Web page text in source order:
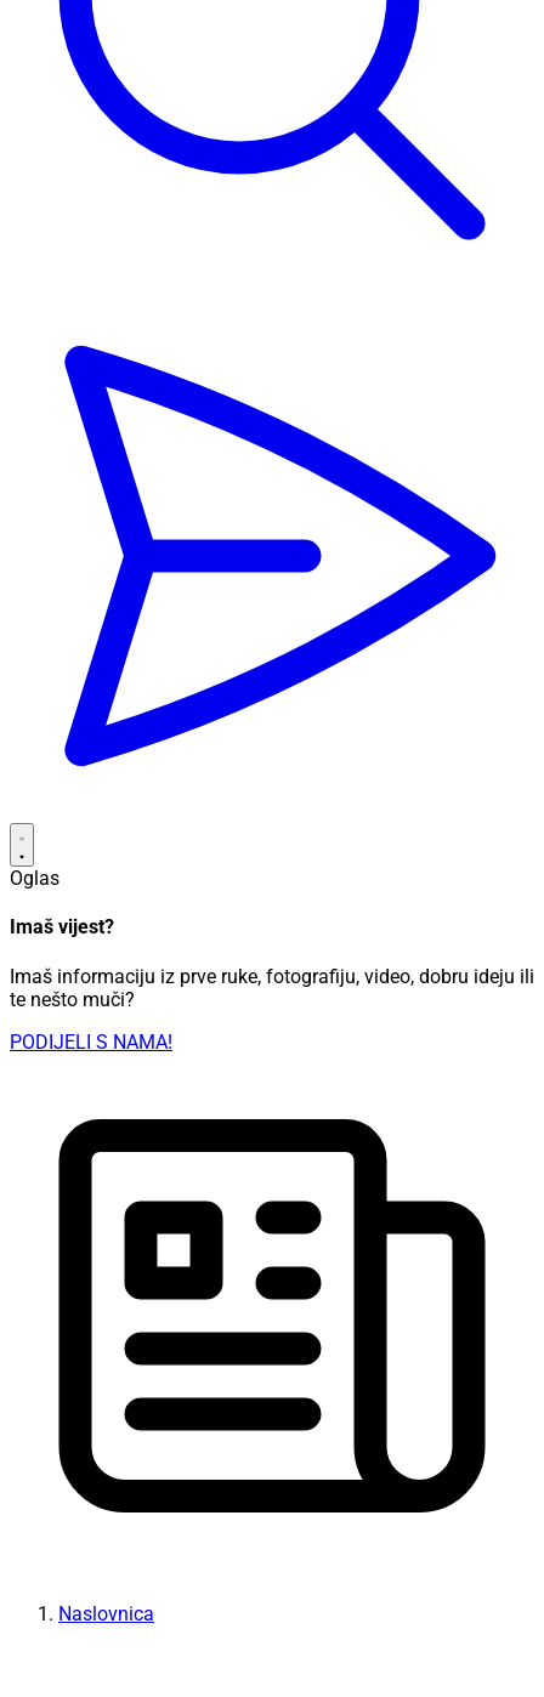
Oglas
Imaš vijest?
Imaš informaciju iz prve ruke, fotografiju, video, dobru ideju ili
te nešto muči?
PODIJELI S NAMA!
Naslovnica